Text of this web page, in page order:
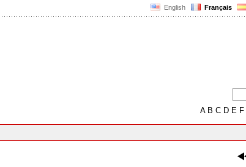
English Français
AB C D E F